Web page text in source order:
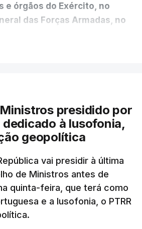
e órgãos do Exército, no
das Forças Armadas, no
no terreno, é destacada a
como
Batalhão Mecanizado, da
da Força da
e, mais recentemente, na
comandante da Força
a República Centro-
Branch de Apoio às
presidido por
à lusofonia,
geopolítica
vai presidir à última
de Ministros antes de
quinta-feira, que terá como
e a lusofonia, o PTRR